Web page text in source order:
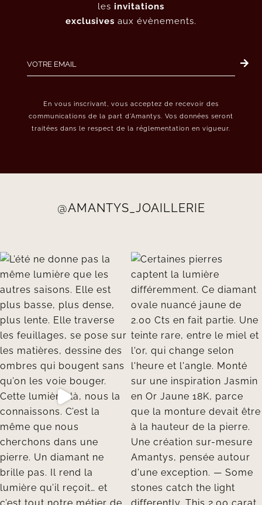
les invitations
exclusives aux évènements.
En vous inscrivant, vous acceptez de recevoir des
communications de la part d’Amantys. Vos données seront
traitées dans le respect de la réglementation en vigueur.
@AMANTYS_JOAILLERIE